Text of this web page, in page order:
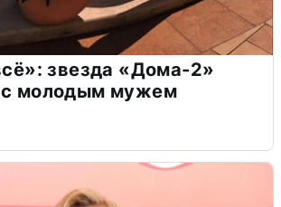
звезда «Дома-2»
с молодым мужем